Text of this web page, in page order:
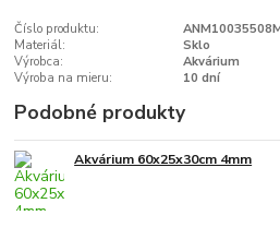
Číslo produktu:
Materiál:
Sklo
Výrobca:
Akvárium
Výroba na mieru:
10 dní
Podobné produkty
Akvárium 60x25x30cm 4mm